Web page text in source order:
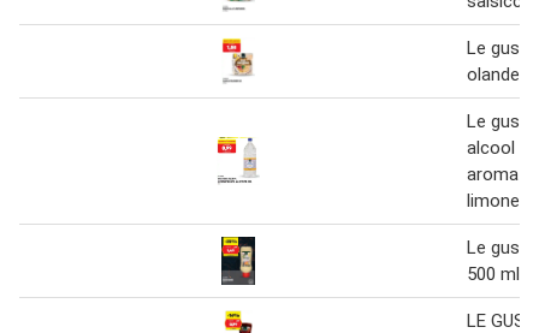
Le
Le
alcool
limone
Le
500 ml
LE